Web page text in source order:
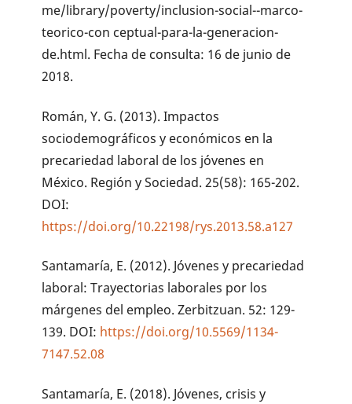
me/library/poverty/inclusion-social--marco-
teorico-con ceptual-para-la-generacion-
de.html. Fecha de consulta: 16 de junio de
2018.
Román, Y. G. (2013). Impactos
sociodemográficos y económicos en la
precariedad laboral de los jóvenes en
México. Región y Sociedad. 25(58): 165-202.
DOI:
https://doi.org/10.22198/rys.2013.58.a127
Santamaría, E. (2012). Jóvenes y precariedad
laboral: Trayectorias laborales por los
márgenes del empleo. Zerbitzuan. 52: 129-
139. DOI: https://doi.org/10.5569/1134-
7147.52.08
Santamaría, E. (2018). Jóvenes, crisis y